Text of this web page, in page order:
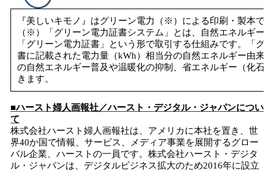
『美しいキモノ』はグリーン電力（※）による印刷・製本で
（※）「グリーン電力証書システム」とは、自然エネルギー
「グリーン電力証書」という形で取引する仕組みです。「グ
書に記載された電力量（kWh）相当分の自然エネルギー由来
の自然エネルギー普及や温暖化の抑制、省エネルギー（化石
きます。
■ハースト婦人画報社／ハースト・デジタル・ジャパンについ
て
株式会社ハースト婦人画報社は、アメリカに本社を置き、世
界40か国で情報、サービス、メディア事業を展開するグロー
バル企業、ハーストの一員です。株式会社ハースト・デジタ
ル・ジャパンは、デジタルビジネス拡大のため2016年に設立